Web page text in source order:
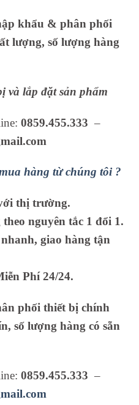
khẩu & phân phối
lượng, số lượng hàng
và lắp đặt sản phẩm
0859.455.333 –
hàng từ chúng tôi ?
thị trường.
nguyên tắc 1 đổi 1.
giao hàng tận
Phí 24/24.
phối thiết bị chính
số lượng hàng có sẵn
0859.455.333 –